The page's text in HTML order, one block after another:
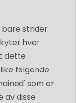
bare strider
hver
dette
følgende
som er
av disse